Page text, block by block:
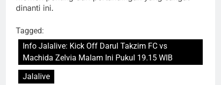
dinanti ini.
Tagged:
Info Jalalive: Kick Off Darul Takzim FC vs
Machida Zelvia Malam Ini Pukul 19.15 WIB
Jalalive